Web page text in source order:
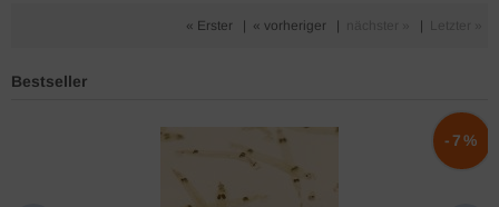
« Erster « vorheriger
Bestseller
-7%